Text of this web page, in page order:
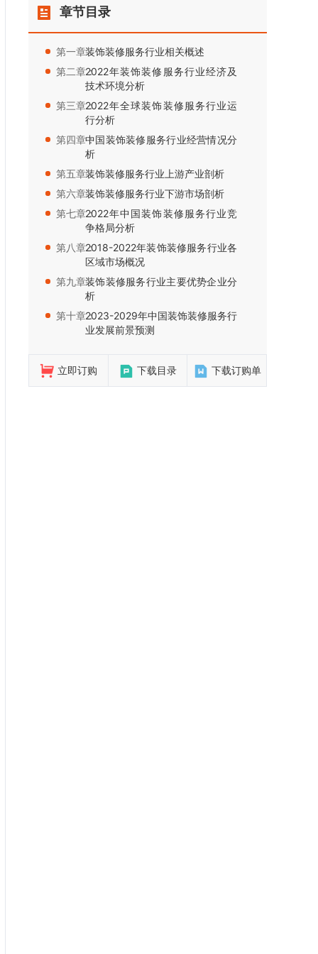
章节目录
第一章：装饰装修服务行业相关概述
第二章：2022年装饰装修服务行业经济及
技术环境分析
第三章：2022年全球装饰装修服务行业运
行分析
第四章：中国装饰装修服务行业经营情况分
析
第五章：装饰装修服务行业上游产业剖析
第六章：装饰装修服务行业下游市场剖析
第七章：2022年中国装饰装修服务行业竞
争格局分析
第八章：2018-2022年装饰装修服务行业各
区域市场概况
第九章：装饰装修服务行业主要优势企业分
析
第十章：2023-2029年中国装饰装修服务行
业发展前景预测
立即订购 下载目录 下载订购单